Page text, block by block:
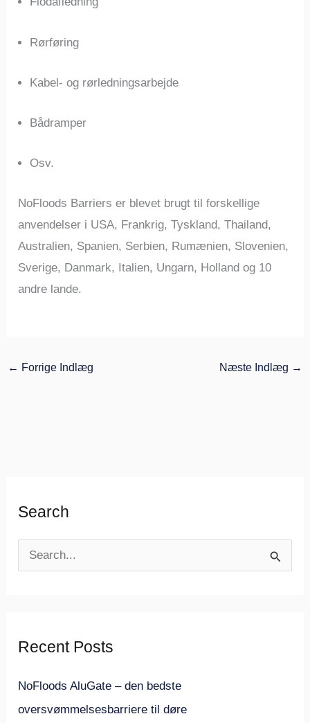
Rørføring
Kabel- og rørledningsarbejde
Bådramper
​Osv.
NoFloods Barriers er blevet brugt til forskellige
anvendelser i USA, Frankrig, Tyskland, Thailand,
Australien, Spanien, Serbien, Rumænien, Slovenien,
Sverige, Danmark, Italien, Ungarn, Holland og 10
andre lande.
← Forrige Indlæg Næste Indlæg →
Search
fRecent Posts
NoFloods AluGate – den bedste
oversvømmelsesbarriere til døre